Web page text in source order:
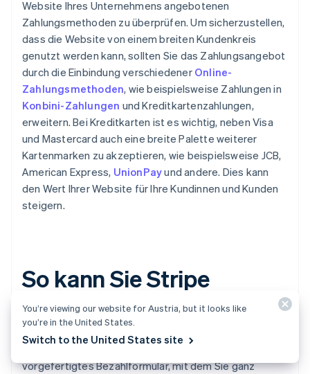
Website Ihres Unternehmens angebotenen
Zahlungsmethoden zu überprüfen. Um sicherzustellen,
dass die Website von einem breiten Kundenkreis
genutzt werden kann, sollten Sie das Zahlungsangebot
durch die Einbindung verschiedener Online-
Zahlungsmethoden, wie beispielsweise Zahlungen in
Konbini-Zahlungen und Kreditkartenzahlungen,
erweitern. Bei Kreditkarten ist es wichtig, neben Visa
und Mastercard auch eine breite Palette weiterer
Kartenmarken zu akzeptieren, wie beispielsweise JCB,
American Express, UnionPayund andere. Dies kann
den Wert Ihrer Website für Ihre Kundinnen und Kunden
steigern.
So kann Sie Stripe
Checkout unterstützen
vorgefertigtes Bezahlformular, mit dem Sie ganz
You’re viewing our website for Austria, but it looks like
you’re in the United States.
Switch to the United States site